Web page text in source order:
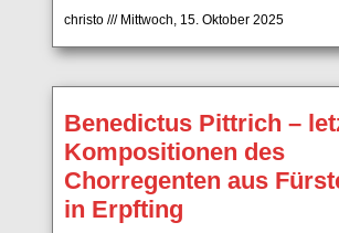
christo Mittwoch, 15. Oktober 2025
Benedictus Pittrich –
Kompositionen des
Chorregenten aus
in Erpfting